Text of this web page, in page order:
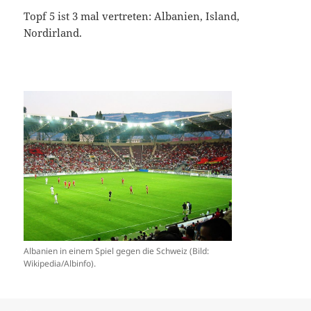
Topf 5 ist 3 mal vertreten: Albanien, Island,
Nordirland.
Albanien in einem Spiel gegen die Schweiz (Bild:
Wikipedia/Albinfo).